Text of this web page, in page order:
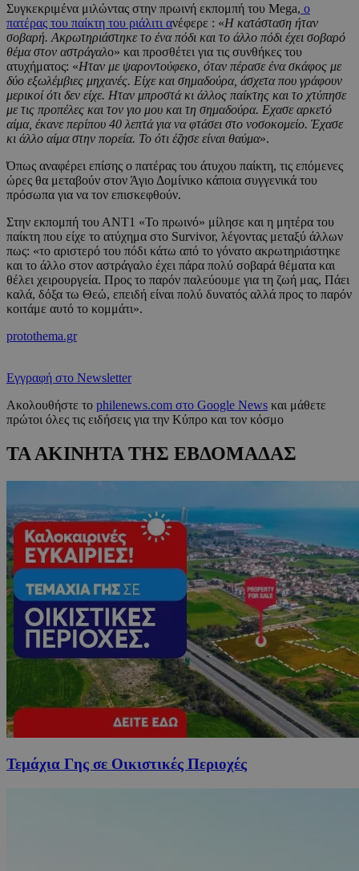
Συγκεκριμένα μιλώντας στην πρωινή εκπομπή του Mega, ο
πατέρας του παίκτη του ριάλιτι ανέφερε : «Η κατάσταση ήταν
σοβαρή. Ακρωτηριάστηκε το ένα πόδι και το άλλο πόδι έχει σοβαρό
θέμα στον αστράγαλο» και προσθέτει για τις συνθήκες του
ατυχήματος: «Ηταν με ψαροντούφεκο, όταν πέρασε ένα σκάφος με
δύο εξωλέμβιες μηχανές. Είχε και σημαδούρα, άσχετα που γράφουν
μερικοί ότι δεν είχε. Ηταν μπροστά κι άλλος παίκτης και το χτύπησε
με τις προπέλες και τον γιο μου και τη σημαδούρα. Εχασε αρκετό
αίμα, έκανε περίπου 40 λεπτά για να φτάσει στο νοσοκομείο. Έχασε
κι άλλο αίμα στην πορεία. Το ότι έζησε είναι θαύμα».
Όπως αναφέρει επίσης ο πατέρας του άτυχου παίκτη, τις επόμενες
ώρες θα μεταβούν στον Άγιο Δομίνικο κάποια συγγενικά του
πρόσωπα για να τον επισκεφθούν.
Στην εκπομπή του ΑΝΤ1 «Το πρωινό» μίλησε και η μητέρα του
παίκτη που είχε το ατύχημα στο Survivor, λέγοντας μεταξύ άλλων
πως: «το αριστερό του πόδι κάτω από το γόνατο ακρωτηριάστηκε
και το άλλο στον αστράγαλο έχει πάρα πολύ σοβαρά θέματα και
θέλει χειρουργεία. Προς το παρόν παλεύουμε για τη ζωή μας, Πάει
καλά, δόξα τω Θεώ, επειδή είναι πολύ δυνατός αλλά προς το παρόν
κοιτάμε αυτό το κομμάτι».
protothema.gr
Εγγραφή στο Newsletter
Ακολουθήστε το philenews.com στο Google News και μάθετε
πρώτοι όλες τις ειδήσεις για την Κύπρο και τον κόσμο
ΤΑ ΑΚΙΝΗΤΑ ΤΗΣ ΕΒΔΟΜΑΔΑΣ
Τεμάχια Γης σε Οικιστικές Περιοχές